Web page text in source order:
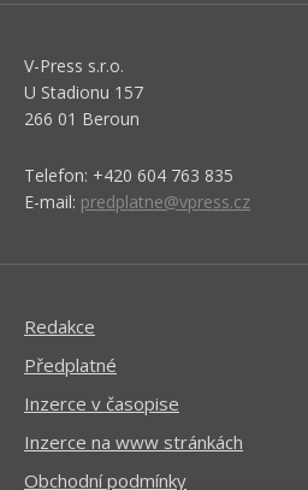
V-Press s.r.o.
U Stadionu 157
266 01 Beroun
Telefon: +420 604 763 835
E-mail: predplatne@vpress.cz
Redakce
Předplatné
Inzerce v časopise
Inzerce na www stránkách
Obchodní podmínky